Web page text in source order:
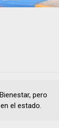
pero
el estado.